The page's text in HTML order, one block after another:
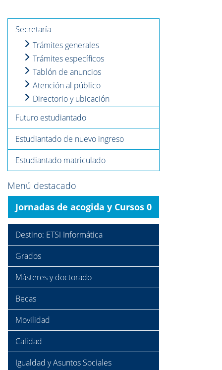
Secretaría
Trámites generales
Trámites específicos
Tablón de anuncios
Atención al público
Directorio y ubicación
Futuro estudiantado
Estudiantado de nuevo ingreso
Estudiantado matriculado
Menú destacado
Jornadas de acogida y Cursos 0
Destino: ETSI Informática
Grados
Másteres y doctorado
Becas
Movilidad
Calidad
Igualdad y Asuntos Sociales